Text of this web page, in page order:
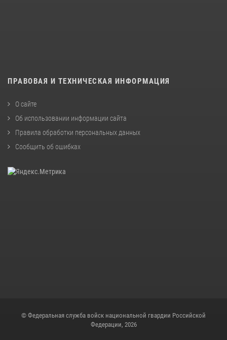
ПРАВОВАЯ И ТЕХНИЧЕСКАЯ ИНФОРМАЦИЯ
О сайте
Об использовании информации сайта
Правила обработки персональных данных
Сообщить об ошибках
© Федеральная служба войск национальной гвардии Российской
Федерации, 2026